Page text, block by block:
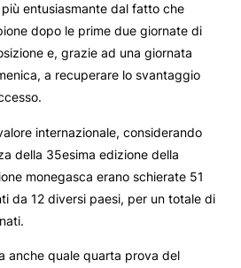
entusiasmante dal fatto che
dopo le prime due giornate di
e, grazie ad una giornata
a recuperare lo svantaggio
internazionale, considerando
della 35esima edizione della
monegasca erano schierate 51
da 12 diversi paesi, per un totale di
anche quale quarta prova del